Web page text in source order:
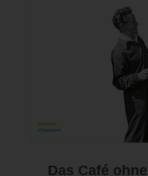
Das Café ohne